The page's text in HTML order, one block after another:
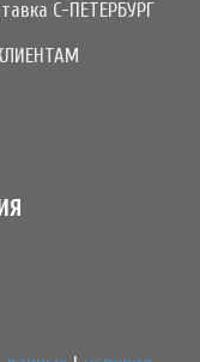
С-ПЕТЕРБУРГ